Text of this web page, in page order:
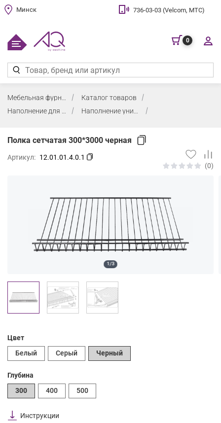
Минск 736-03-03 (Velcom, МТС)
0
Каталог товаров
Наполнение для шкафов
Наполнение универсальное
Полка сетчатая 300*3000 черная
Артикул: 12.01.01.4.0.1
(0)
1/3
Цвет
Белый
Серый Черный
Глубина
300
400 500
Инструкции